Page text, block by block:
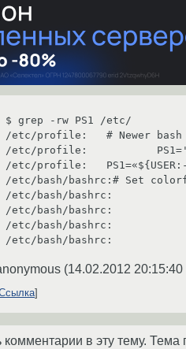
$ grep -rw PS1 /etc/
/etc/profile:	# Newer bash ebuilds include /etc/bash/bashrc which will setup PS1
/etc/profile:		PS1='\u@\h \w \$ '
/etc/profile:	PS1=«${USER:-$(whoami 2>/dev/null)}@$(uname -n 2>/dev/null) \$ »
/etc/bash/bashrc:# Set
/etc/bash/bashrc:		PS1='\[\033[01;31m\]\h\[\033[01;34m\] \W \$\[\033[00m\] '
/etc/bash/bashrc:		PS1='\[\033[01;32m\]\u@\h\[\033[01;34m\] \w \$\[\033[00m\] '
/etc/bash/bashrc:		PS1='\u@\h \W \$ '
(14.02.2012 20:15:40
в эту тему.